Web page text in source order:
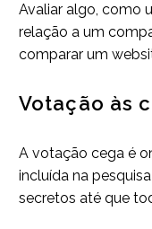
Avaliar algo, como
relação a um
comparar um
Votação às
A votação cega é
incluída na
secretos até que